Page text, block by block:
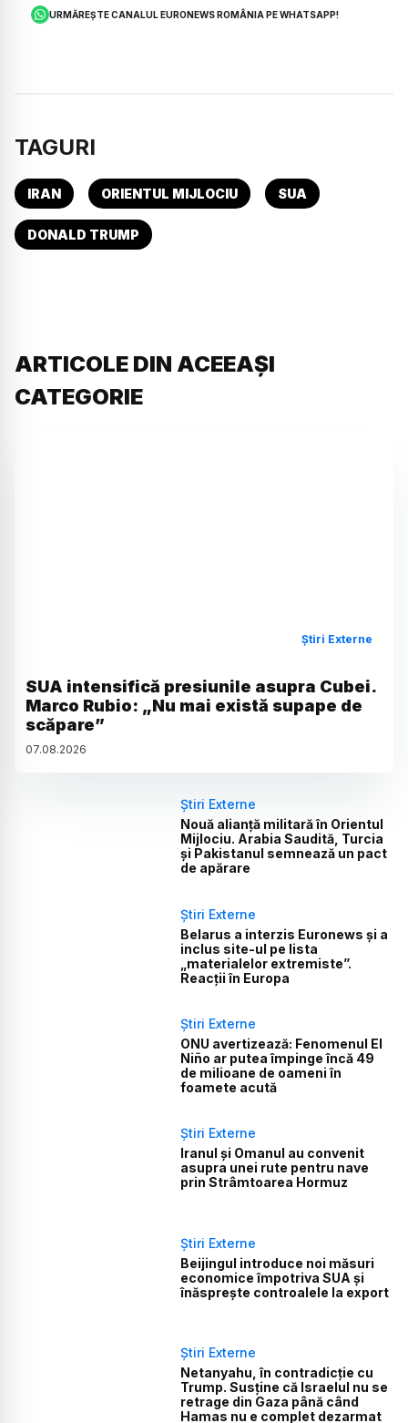
URMĂREȘTE CANALUL EURONEWS ROMÂNIA PE WHATSAPP!
TAGURI
IRAN ORIENTUL MIJLOCIU SUA
DONALD TRUMP
ARTICOLE DIN ACEEAȘI
CATEGORIE
Știri Externe
SUA intensifică presiunile asupra Cubei.
Marco Rubio: „Nu mai există supape de
scăpare”
07.08.2026
Știri Externe
Nouă alianță militară în Orientul
Mijlociu. Arabia Saudită, Turcia
și Pakistanul semnează un pact
de apărare
Știri Externe
Belarus a interzis Euronews și a
inclus site-ul pe lista
„materialelor extremiste”.
Reacții în Europa
Știri Externe
ONU avertizează: Fenomenul El
Niño ar putea împinge încă 49
de milioane de oameni în
foamete acută
Știri Externe
Iranul și Omanul au convenit
asupra unei rute pentru nave
prin Strâmtoarea Hormuz
Știri Externe
Beijingul introduce noi măsuri
economice împotriva SUA și
înăsprește controalele la export
Știri Externe
Netanyahu, în contradicție cu
Trump. Susține că Israelul nu se
retrage din Gaza până când
Hamas nu e complet dezarmat